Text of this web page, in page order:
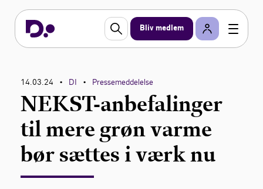
Bliv medlem
14.03.24 • DI • Pressemeddelelse
NEKST-anbefalinger
til mere grøn varme
bør sættes i værk nu